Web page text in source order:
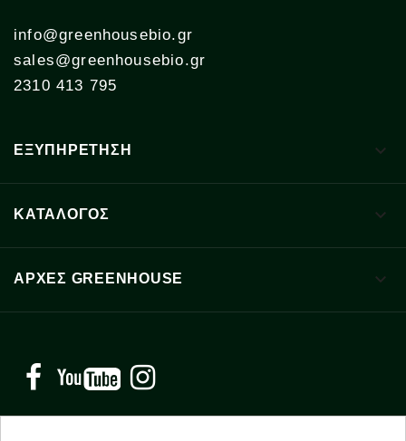
info@greenhousebio.gr
sales@greenhousebio.gr
2310 413 795
ΕΞΥΠΗΡΕΤΗΣΗ 
ΚΑΤΑΛΟΓΟΣ 
ΑΡΧΈΣ GREENHOUSE 
Facebook YouTube